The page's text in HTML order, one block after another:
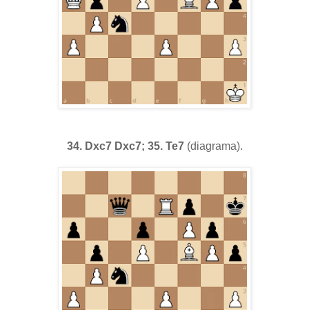
34. Dxc7 Dxc7; 35. Te7(diagrama).